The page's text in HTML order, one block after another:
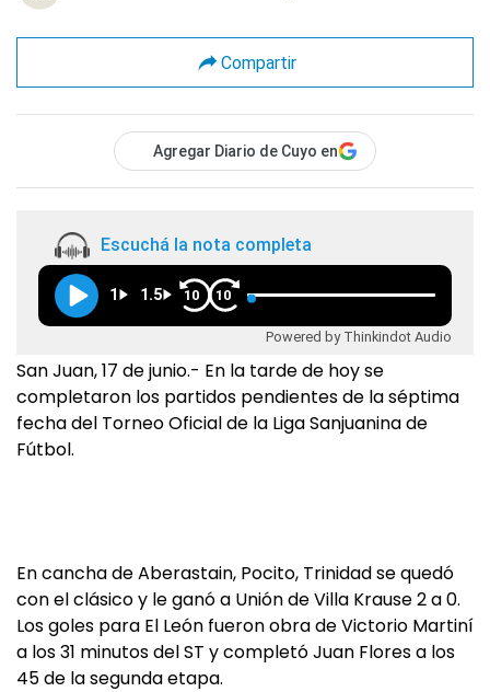
Compartir
Agregar Diario de Cuyo en
Escuchá la nota completa
1 1.5 10 10
Powered by Thinkindot Audio
San Juan, 17 de junio.- En la tarde de hoy se
completaron los partidos pendientes de la séptima
fecha del Torneo Oficial de la Liga Sanjuanina de
Fútbol.
En cancha de Aberastain, Pocito, Trinidad se quedó
con el clásico y le ganó a Unión de Villa Krause 2 a 0.
Los goles para El León fueron obra de Victorio Martiní
a los 31 minutos del ST y completó Juan Flores a los
45 de la segunda etapa.